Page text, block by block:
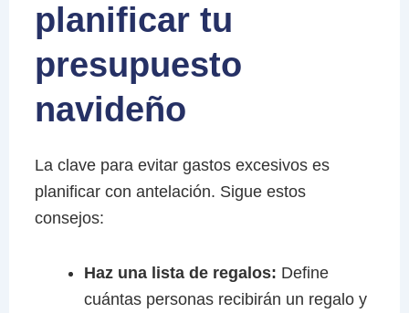
planificar tu
presupuesto
navideño
La clave para evitar gastos excesivos es
planificar con antelación. Sigue estos
consejos:
Haz una lista de regalos: Define
cuántas personas recibirán un regalo y